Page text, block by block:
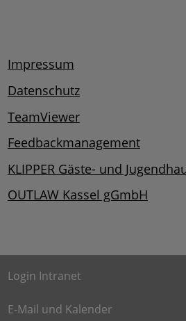
Impressum
Datenschutz
TeamViewer
Feedbackmanagement
KLIPPER Gäste- und
OUTLAW Kassel gGmbH
Login Intranet
E-Mail und Kalender